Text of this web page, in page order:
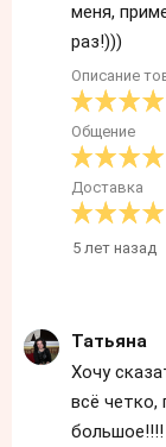
меня,
раз!)))
Описание
Общение
Доставка
5 лет назад
Татьяна
Хочу
всё четко,
большое!!!!